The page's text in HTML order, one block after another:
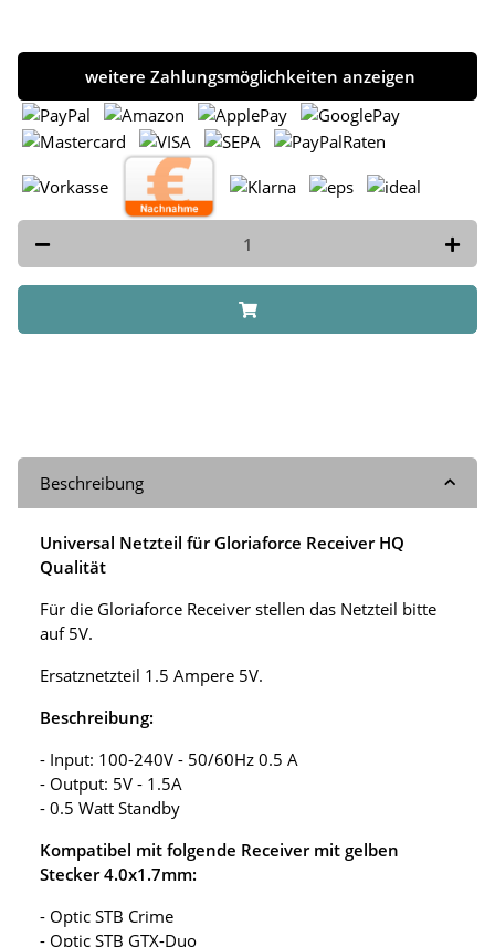
weitere Zahlungsmöglichkeiten anzeigen
Beschreibung
Universal Netzteil für Gloriaforce Receiver HQ
Qualität
Für die Gloriaforce Receiver stellen das Netzteil bitte
auf 5V.
Ersatznetzteil 1.5 Ampere 5V.
Beschreibung:
- Input: 100-240V - 50/60Hz 0.5 A
- Output: 5V - 1.5A
- 0.5 Watt Standby
Kompatibel mit folgende Receiver mit gelben
Stecker 4.0x1.7mm:
- Optic STB Crime
- Optic STB GTX-Duo